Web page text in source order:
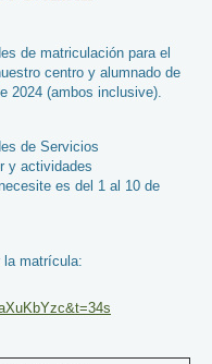
de matriculación para el
centro y alumnado de
2024 (ambos inclusive).
de Servicios
y actividades
es del 1 al 10 de
la matrícula: